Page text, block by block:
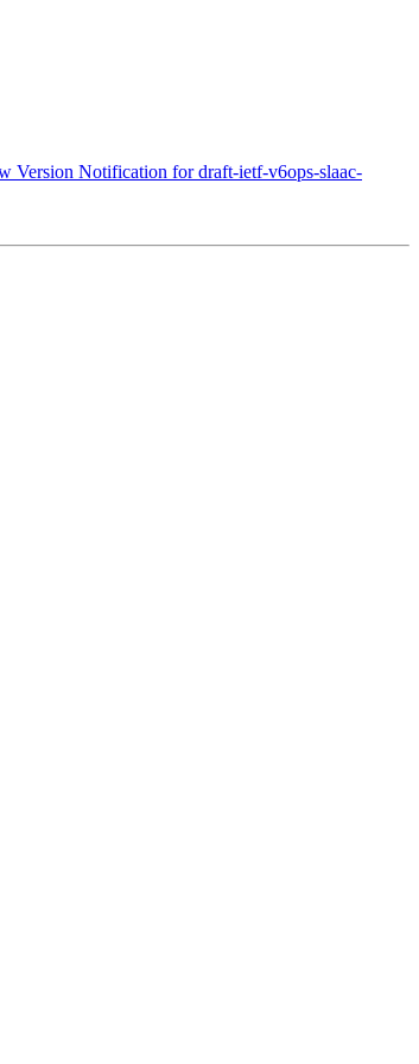
Version Notification for draft-ietf-v6ops-slaac-